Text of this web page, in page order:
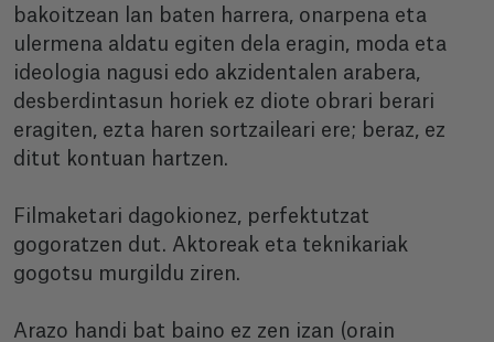
bakoitzean lan baten harrera, onarpena eta
ulermena aldatu egiten dela eragin, moda eta
ideologia nagusi edo akzidentalen arabera,
desberdintasun horiek ez diote obrari berari
eragiten, ezta haren sortzaileari ere; beraz, ez
ditut kontuan hartzen.
Filmaketari dagokionez, perfektutzat
gogoratzen dut. Aktoreak eta teknikariak
gogotsu murgildu ziren.
Arazo handi bat baino ez zen izan (orain